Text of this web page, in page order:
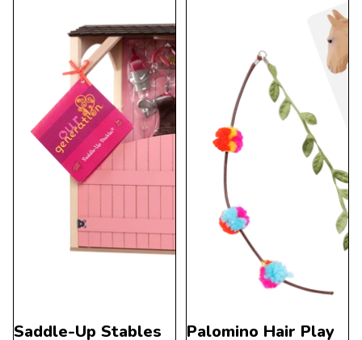
Saddle-Up Stables Palomino Hair Play